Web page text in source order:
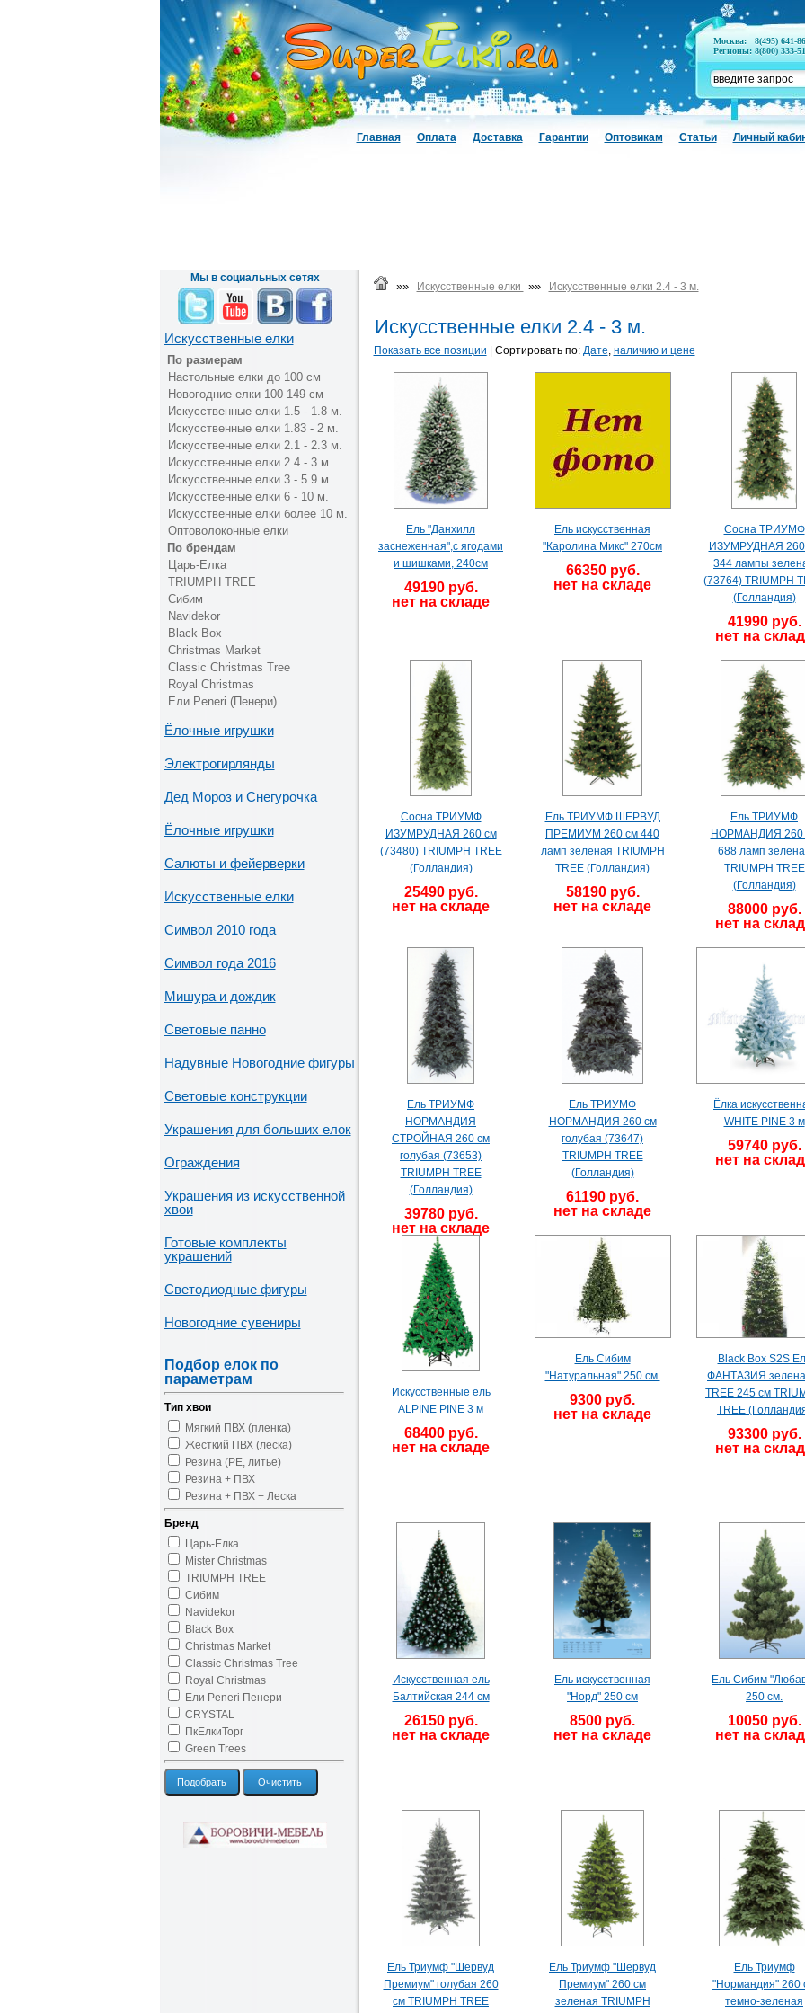
Москва:
8(495) 641-
Регионы: 8(800) 333-
Главная Оплата Доставка Гарантии Оптовикам Статьи Личный
Мы в социальных сетях
Искусственные елки
По размерам
Настольные елки до 100 см
Новогодние елки 100-149 см
Искусственные елки 1.5 - 1.8 м.
Искусственные елки 1.83 - 2 м.
Искусственные елки 2.1 - 2.3 м.
Искусственные елки 2.4 - 3 м.
Искусственные елки 3 - 5.9 м.
Искусственные елки 6 - 10 м.
Искусственные елки более 10 м.
Оптоволоконные елки
По брендам
Царь-Елка
TRIUMPH TREE
Сибим
Navidekor
Black Box
Christmas Market
Classic Christmas Tree
Royal Christmas
Ели Peneri (Пенери)
Ёлочные игрушки
Электрогирлянды
Дед Мороз и Снегурочка
Ёлочные игрушки
Салюты и фейерверки
Искусственные елки
Символ 2010 года
Символ года 2016
Мишура и дождик
Световые панно
Надувные Новогодние фигуры
Световые конструкции
Украшения для больших елок
Ограждения
Украшения из искусственной
хвои
Готовые комплекты
украшений
Светодиодные фигуры
Новогодние сувениры
Подбор елок по
параметрам
Тип хвои
Мягкий ПВХ (пленка)
Жесткий ПВХ (леска)
Резина (PE, литье)
Резина + ПВХ
Резина + ПВХ + Леска
Бренд
Царь-Елка
Mister Christmas
TRIUMPH TREE
Сибим
Navidekor
Black Box
Christmas Market
Classic Christmas Tree
Royal Christmas
Ели Peneri Пенери
CRYSTAL
ПкЕлкиТорг
Green Trees
Подобрать Очистить
»» Искусственные елки »» Искусственные елки 2.4 - 3 м.
Искусственные елки 2.4 - 3 м.
Показать все позиции | Сортировать по: Дате, наличию и цене
Ель "Данхилл
заснеженная",с ягодами
и шишками, 240см
49190 руб.
нет на складе
Ель искусственная
"Каролина Микс" 270см
66350 руб.
нет на складе
Сосна ТРИУМФ
ИЗУМРУДНАЯ 260
344 лампы
(73764) TRIUMPH
(Голландия)
41990 руб.
нет на
Сосна ТРИУМФ
ИЗУМРУДНАЯ 260 см
(73480) TRIUMPH TREE
(Голландия)
25490 руб.
нет на складе
Ель ТРИУМФ ШЕРВУД
ПРЕМИУМ 260 см 440
ламп зеленая TRIUMPH
TREE (Голландия)
58190 руб.
нет на складе
Ель ТРИУМФ
НОРМАНДИЯ 260
688 ламп
TRIUMPH TREE
(Голландия)
88000 руб.
нет на
Ель ТРИУМФ
НОРМАНДИЯ
СТРОЙНАЯ 260 см
голубая (73653)
TRIUMPH TREE
(Голландия)
39780 руб.
нет на складе
Ель ТРИУМФ
НОРМАНДИЯ 260 см
голубая (73647)
TRIUMPH TREE
(Голландия)
61190 руб.
нет на складе
Ёлка
WHITE PINE 3 м
59740 руб.
нет на
Искусственные ель
ALPINE PINE 3 м
68400 руб.
нет на складе
Ель Сибим
"Натуральная" 250 см.
9300 руб.
нет на складе
Black Box S2S
ФАНТАЗИЯ
TREE 245 см
TREE
93300 руб.
нет на
Искусственная ель
Балтийская 244 см
26150 руб.
нет на складе
Ель искусственная
"Норд" 250 см
8500 руб.
нет на складе
Ель Сибим
250 см.
10050 руб.
нет на
Ель Триумф "Шервуд
Премиум" голубая 260
см TRIUMPH TREE
Ель Триумф "Шервуд
Премиум" 260 см
зеленая TRIUMPH
Ель Триумф
"Нормандия" 260
темно-зеленая